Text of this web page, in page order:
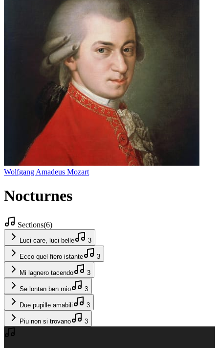
Wolfgang Amadeus Mozart
Nocturnes
Sections(6)
Luci care, luci belle 3
Ecco quel fiero istante 3
Mi lagnero tacendo 3
Se lontan ben mio 3
Due pupille amabili 3
Piu non si trovano 3